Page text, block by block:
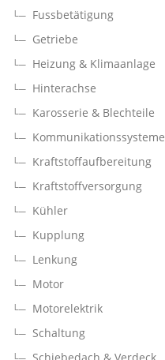
Fussbetätigung
Getriebe
Heizung & Klimaanlage
Hinterachse
Karosserie & Blechteile
Kommunikationssysteme
Kraftstoffaufbereitung
Kraftstoffversorgung
Kühler
Kupplung
Lenkung
Motor
Motorelektrik
Schaltung